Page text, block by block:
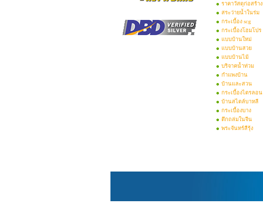
ราคาวัสดุก่อสร้าง
สระว่ายน้ำในร่ม
กระเบื้อง scg
กระเบื้องโฮมโปร
แบบบ้านใหม่
แบบบ้านสวย
แบบบ้านไม้
บริจาคน้ำท่วม
กำแพงบ้าน
บ้านและสวน
กระเบื้องไตรลอน
บ้านสไตล์บาหลี
กระเบื้องบาง
ตึกถล่มในจีน
พระจันทร์สีรุ้ง